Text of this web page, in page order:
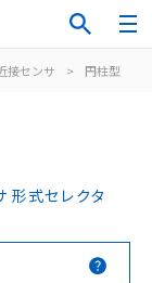
接センサ > 円柱型
形式セレクタ